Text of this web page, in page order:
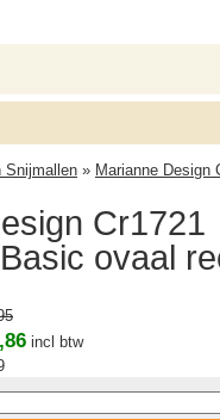
Snijmallen » Marianne Design
Cr1721
ovaal
incl btw